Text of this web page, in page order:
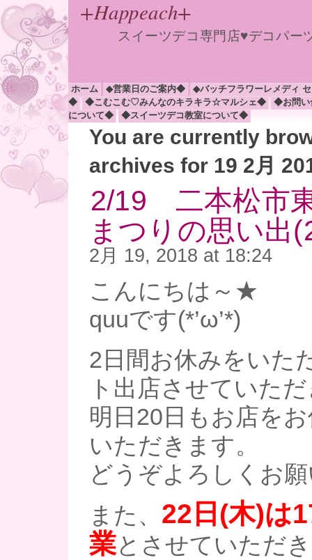
+Happeach+
スイーツデコ専門店♥デコパ
ホーム ◆営業日のご案内◆
◆バッチフラワーレメディ
◆
◆こむこむ♡みんなのキラキラ☆マルシェ◆
◆お問
について◆
◆スイーツデコ教室について◆
You are currently
archives for 19 2月
2/19 二本松市
まつりの思い出
2月 19, 2018 at 18:24
こんにちは～★
quuです(*’ω’*)
2日間お休みをいた
ト出店させていた
明日20日もお店を
いただきます。
どうぞよろしくお
また、 22日(木)は
業とさせていただ